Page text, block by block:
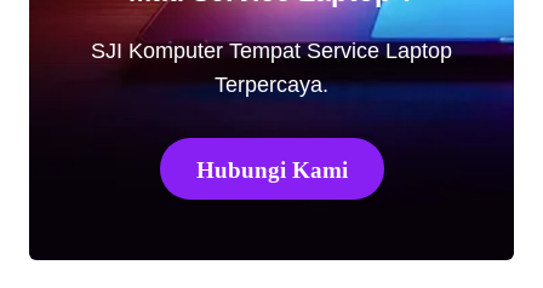
SJI Komputer Tempat Service Laptop
Terpercaya.
Hubungi Kami